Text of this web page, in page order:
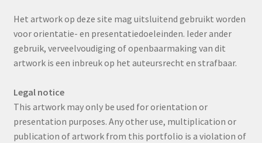
Het artwork op deze site mag uitsluitend gebruikt worden
voor orientatie- en presentatiedoeleinden. Ieder ander
gebruik, verveelvoudiging of openbaarmaking van dit
artwork is een inbreuk op het auteursrecht en strafbaar.
Legal notice
This artwork may only be used for orientation or
presentation purposes. Any other use, multiplication or
publication of artwork from this portfolio is a violation of